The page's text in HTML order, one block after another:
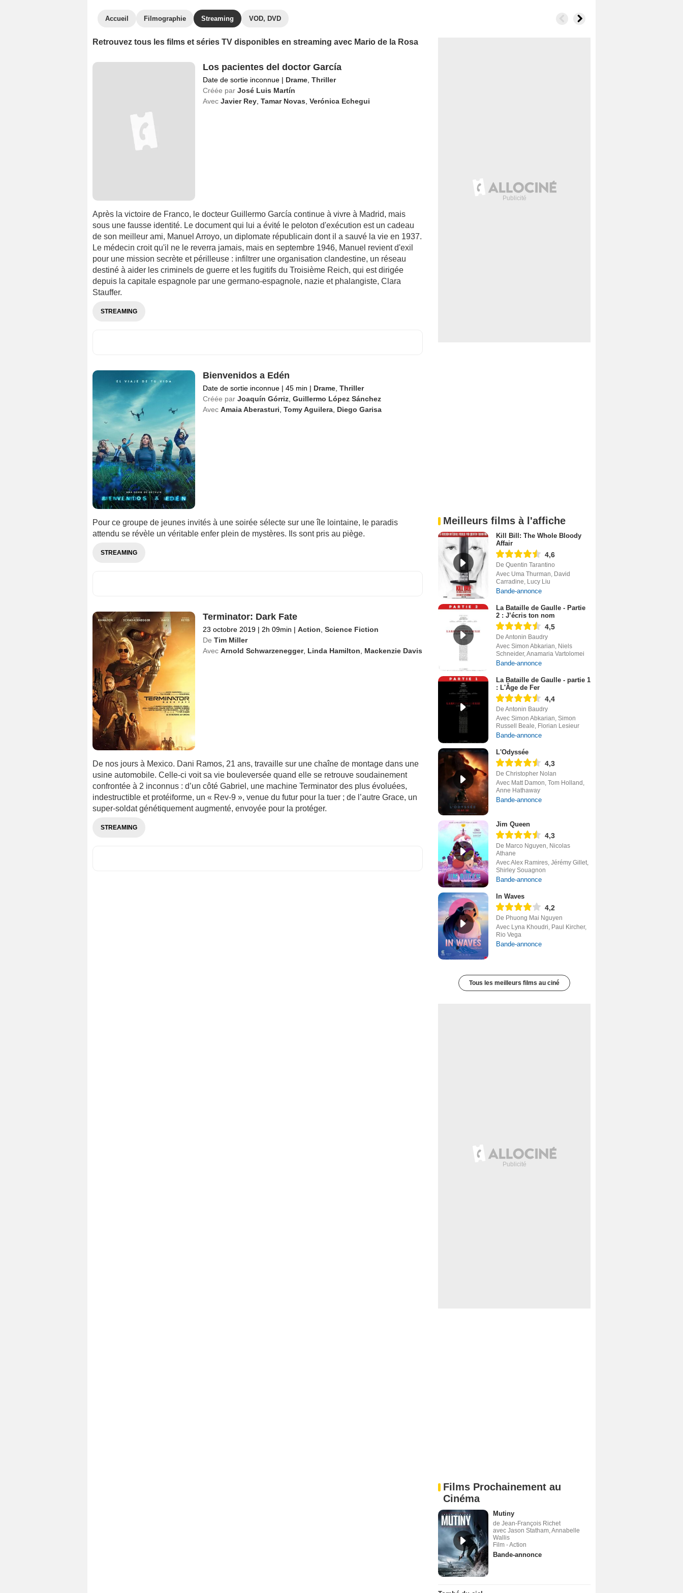
Accueil Filmographie Streaming VOD, DVD
Retrouvez tous les films et séries TV disponibles en streaming avec Mario de la Rosa
Los pacientes del doctor García
Date de sortie inconnue | Drame, Thriller
Créée par José Luis Martín
Avec Javier Rey, Tamar Novas Verónica Echegui
Après la victoire de Franco, le docteur Guillermo García continue à vivre à Madrid, mais
sous une fausse identité. Le document qui lui a évité le peloton d'exécution est un cadeau
de son meilleur ami, Manuel Arroyo, un diplomate républicain dont il a sauvé la vie en 1937.
Le médecin croit qu'il ne le reverra jamais, mais en septembre 1946, Manuel revient d'exil
pour une mission secrète et périlleuse : infiltrer une organisation clandestine, un réseau
destiné à aider les criminels de guerre et les fugitifs du Troisième Reich, qui est dirigée
depuis la capitale espagnole par une germano-espagnole, nazie et phalangiste, Clara
Stauffer.
STREAMING
Bienvenidos a Edén
Date de sortie inconnue | 45 min | Drame, Thriller
Créée par Joaquín Górriz, Guillermo López Sánchez
Avec Amaia Aberasturi, Tomy Aguilera, Diego Garisa
Pour ce groupe de jeunes invités à une soirée sélecte sur une île lointaine, le paradis
attendu se révèle un véritable enfer plein de mystères. Ils sont pris au piège.
STREAMING
Terminator: Dark Fate
23 octobre 2019 | 2h 09min | Action, Science Fiction
De Tim Miller
Avec Arnold Schwarzenegger, Linda Hamilton, Mackenzie Davis
De nos jours à Mexico. Dani Ramos, 21 ans, travaille sur une chaîne de montage dans une
usine automobile. Celle-ci voit sa vie bouleversée quand elle se retrouve soudainement
confrontée à 2 inconnus : d’un côté Gabriel, une machine Terminator des plus évoluées,
indestructible et protéiforme, un « Rev-9 », venue du futur pour la tuer ; de l’autre Grace, un
super-soldat génétiquement augmenté, envoyée pour la protéger.
STREAMING
Meilleurs films à l'affiche
Kill Bill: The Whole Bloody
Affair
4,6
De Quentin Tarantino
Avec Uma Thurman, David
Carradine, Lucy Liu
Bande-annonce
La Bataille de Gaulle - Partie
2 : J’écris ton nom
4,5
De Antonin Baudry
Avec Simon Abkarian, Niels
Schneider, Anamaria Vartolomei
Bande-annonce
La Bataille de Gaulle - partie 1
: L'Âge de Fer
4,4
De Antonin Baudry
Avec Simon Abkarian, Simon
Russell Beale, Florian Lesieur
Bande-annonce
L'Odyssée
4,3
De Christopher Nolan
Avec Matt Damon, Tom Holland,
Anne Hathaway
Bande-annonce
Jim Queen
4,3
De Marco Nguyen, Nicolas
Athane
Avec Alex Ramires, Jérémy Gillet,
Shirley Souagnon
Bande-annonce
In Waves
4,2
De Phuong Mai Nguyen
Avec Lyna Khoudri, Paul Kircher,
Rio Vega
Bande-annonce
Tous les meilleurs films au ciné
Films Prochainement au
Cinéma
Mutiny
de Jean-François Richet
avec Jason Statham, Annabelle
Wallis
Film - Action
Bande-annonce